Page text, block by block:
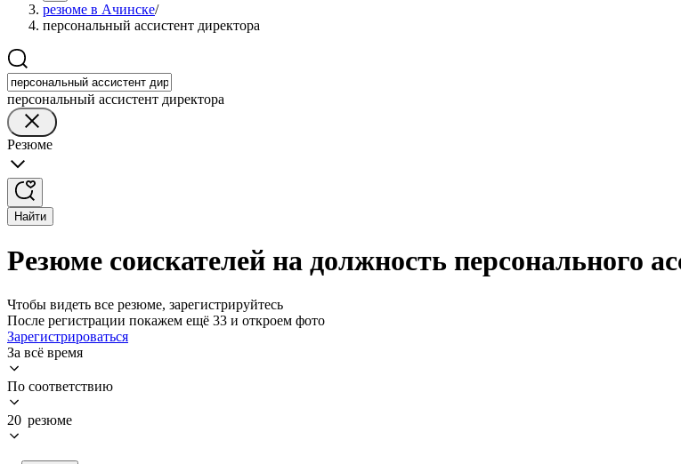
резюме в Ачинске/
персональный ассистент директора
персональный ассистент директора
Резюме
Найти
Резюме соискателей на должность персонального
Чтобы видеть все резюме, зарегистрируйтесь
После регистрации покажем ещё 33 и откроем фото
Зарегистрироваться
За всё время
По соответствию
20 резюме